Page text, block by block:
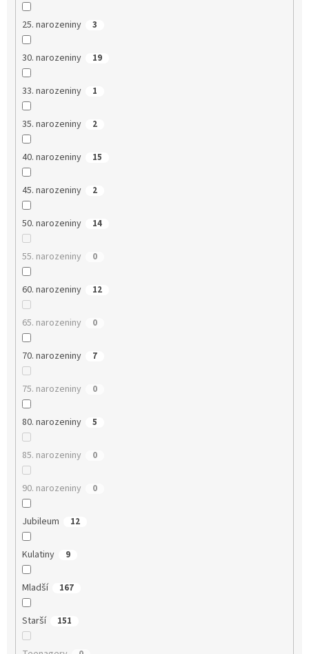
25. narozeniny 3
30. narozeniny 19
33. narozeniny 1
35. narozeniny 2
40. narozeniny 15
45. narozeniny 2
50. narozeniny 14
55. narozeniny 0
60. narozeniny 12
65. narozeniny 0
70. narozeniny 7
75. narozeniny 0
80. narozeniny 5
85. narozeniny 0
90. narozeniny 0
Jubileum 12
Kulatiny 9
Mladší 167
Starší 151